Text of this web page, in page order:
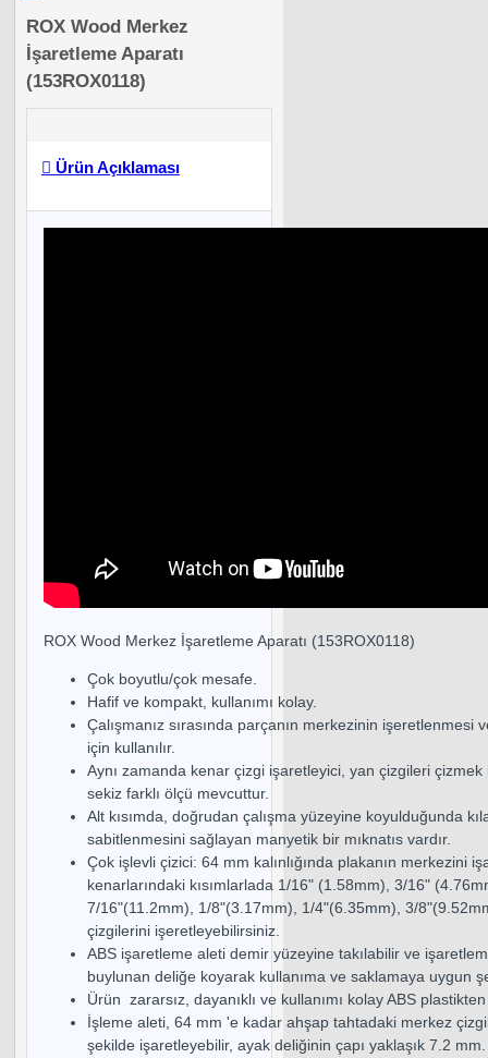
ROX Wood Merkez
İşaretleme Aparatı
(153ROX0118)
Ürün Açıklaması
ROX Wood Merkez İşaretleme Aparatı (153ROX0118)
Çok boyutlu/çok mesafe.
Hafif ve kompakt, kullanımı kolay.
Çalışmanız sırasında parçanın merkezinin işeretlenmesi
için kullanılır.
Aynı zamanda kenar çizgi işaretleyici, yan çizgileri çizmek
sekiz farklı ölçü mevcuttur.
Alt kısımda, doğrudan çalışma yüzeyine koyulduğunda
sabitlenmesini sağlayan manyetik bir mıknatıs vardır.
Çok işlevli çizici: 64 mm kalınlığında plakanın merkezini
kenarlarındaki kısımlarlada 1/16" (1.58mm), 3/16"
7/16"(11.2mm), 1/8"(3.17mm), 1/4"(6.35mm), 3/
çizgilerini işeretleyebilirsiniz.
ABS işaretleme aleti demir yüzeyine takılabilir ve
buylunan deliğe koyarak kullanıma ve saklamaya uygun
Ürün zararsız, dayanıklı ve kullanımı kolay ABS plastikten
İşleme aleti, 64 mm 'e kadar ahşap tahtadaki merkez
şekilde işaretleyebilir, ayak deliğinin çapı yaklaşık 7.2 mm.